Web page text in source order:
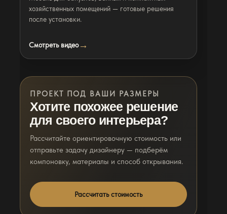
хозяйственных помещений — готовые решения
после установки.
Смотреть видео
ПРОЕКТ ПОД ВАШИ РАЗМЕРЫ
Хотите похожее решение
для своего интерьера?
Рассчитайте ориентировочную стоимость или
отправьте задачу дизайнеру — подберём
компоновку, материалы и способ открывания.
Рассчитать стоимость